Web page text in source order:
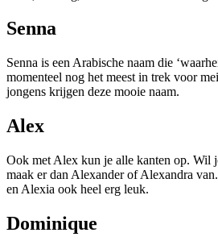
Senna
Senna is een Arabische naam die
momenteel nog het meest in trek voor
jongens krijgen deze mooie naam.
Alex
Ook met Alex kun je alle kanten op. Wil
maak er dan Alexander of Alexandra
en Alexia ook heel erg leuk.
Dominique